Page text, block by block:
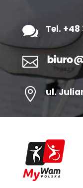
 Tel. +48

 ul.